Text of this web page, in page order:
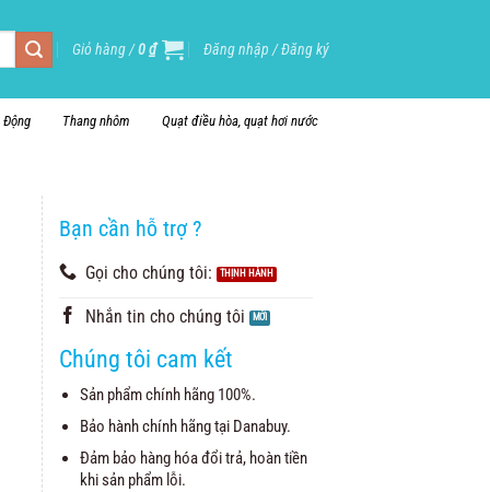
Giỏ hàng /0₫ Đăng nhập / Đăng ký
Động Thang nhôm Quạt điều hòa, quạt hơi nước
Bạn cần hỗ trợ ?
Gọi cho chúng tôi:
Nhắn tin cho chúng tôi
Chúng tôi cam kết
Sản phẩm chính hãng 100%.
Bảo hành chính hãng tại Danabuy.
Đảm bảo hàng hóa đổi trả, hoàn tiền
khi sản phẩm lỗi.